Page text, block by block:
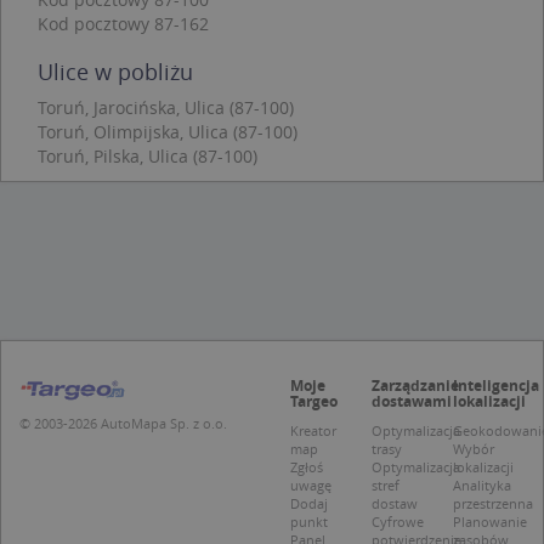
Kod pocztowy 87-162
Ulice w pobliżu
Toruń, Jarocińska, Ulica (87-100)
Toruń, Olimpijska, Ulica (87-100)
Toruń, Pilska, Ulica (87-100)
© 2003-2026 AutoMapa Sp. z o.o.
Moje
Targeo
Kreator
map
Zgłoś
uwagę
Dodaj
punkt
Panel
Zarządzanie
dostawami
Optymalizacja
trasy
Optymalizacja
stref
dostaw
Cyfrowe
potwierdzenie
Inteligencja
lokalizacji
Wybór
lokalizacji
Analityka
przestrzenna
Planowanie
zasobów
Niezbędne pliki cookie umożliwiają korzystanie z
jak logowanie użytkownika i zarządzanie kontem.
prawidłowo korzystać ze strony internetowej.
Nazwa
to